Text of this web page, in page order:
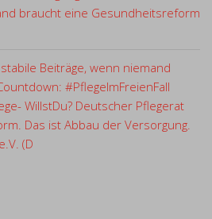
braucht eine Gesundheitsreform
Beiträge, wenn niemand
#PflegeImFreienFall
WillstDu? Deutscher Pflegerat
Das ist Abbau der Versorgung.
(D